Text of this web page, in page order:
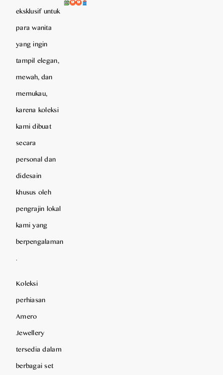
eksklusif untuk
para wanita
yang ingin
tampil elegan,
mewah, dan
memukau,
karena koleksi
kami dibuat
secara
personal dan
didesain
khusus oleh
pengrajin lokal
kami yang
berpengalaman
.
Koleksi
perhiasan
Amero
Jewellery
tersedia dalam
berbagai set